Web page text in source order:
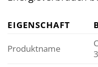
EIGENSCHAFT
Produktname